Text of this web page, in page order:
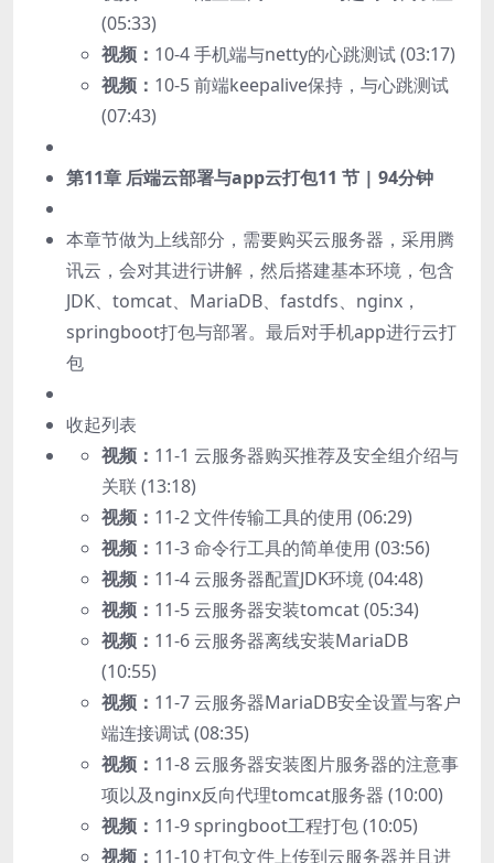
(05:33)
视频： 10-4 手机端与netty的心跳测试 (03:17)
视频： 10-5 前端keepalive保持，与心跳测试
(07:43)
第11章 后端云部署与app云打包11 节 | 94分钟
本章节做为上线部分，需要购买云服务器，采用腾
讯云，会对其进行讲解，然后搭建基本环境，包含
JDK、tomcat、MariaDB、fastdfs、nginx，
springboot打包与部署。最后对手机app进行云打
包
收起列表
视频： 11-1 云服务器购买推荐及安全组介绍与
关联 (13:18)
视频： 11-2 文件传输工具的使用 (06:29)
视频： 11-3 命令行工具的简单使用 (03:56)
视频： 11-4 云服务器配置JDK环境 (04:48)
视频： 11-5 云服务器安装tomcat (05:34)
视频： 11-6 云服务器离线安装MariaDB
(10:55)
视频： 11-7 云服务器MariaDB安全设置与客户
端连接调试 (08:35)
视频： 11-8 云服务器安装图片服务器的注意事
项以及nginx反向代理tomcat服务器 (10:00)
视频： 11-9 springboot工程打包 (10:05)
视频： 11-10 打包文件上传到云服务器并且进